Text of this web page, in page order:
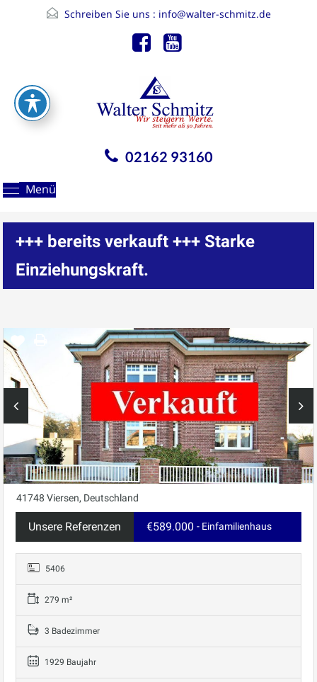
Schreiben Sie uns : info@walter-schmitz.de
02162 93160
Menü
+++ bereits verkauft +++ Starke
Einziehungskraft.
41748 Viersen, Deutschland
Unsere Referenzen €589.000 - Einfamilienhaus
5406
279 m²
3 Badezimmer
1929 Baujahr